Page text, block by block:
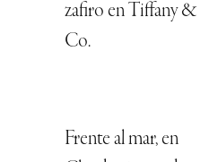
zafiro en Tiffany &
Co.
Frente al mar, en